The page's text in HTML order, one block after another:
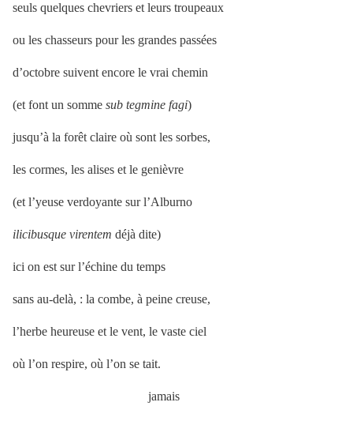
seuls quelques chevriers et leurs troupeaux
ou les chasseurs pour les grandes passées
d’octobre suivent encore le vrai chemin
(et font un somme sub tegmine fagi)
jusqu’à la forêt claire où sont les sorbes,
les cormes, les alises et le genièvre
(et l’yeuse verdoyante sur l’Alburno
ilicibusque virentem déjà dite)
ici on est sur l’échine du temps
sans au-delà, : la combe, à peine creuse,
l’herbe heureuse et le vent, le vaste ciel
où l’on respire, où l’on se tait.
jamais